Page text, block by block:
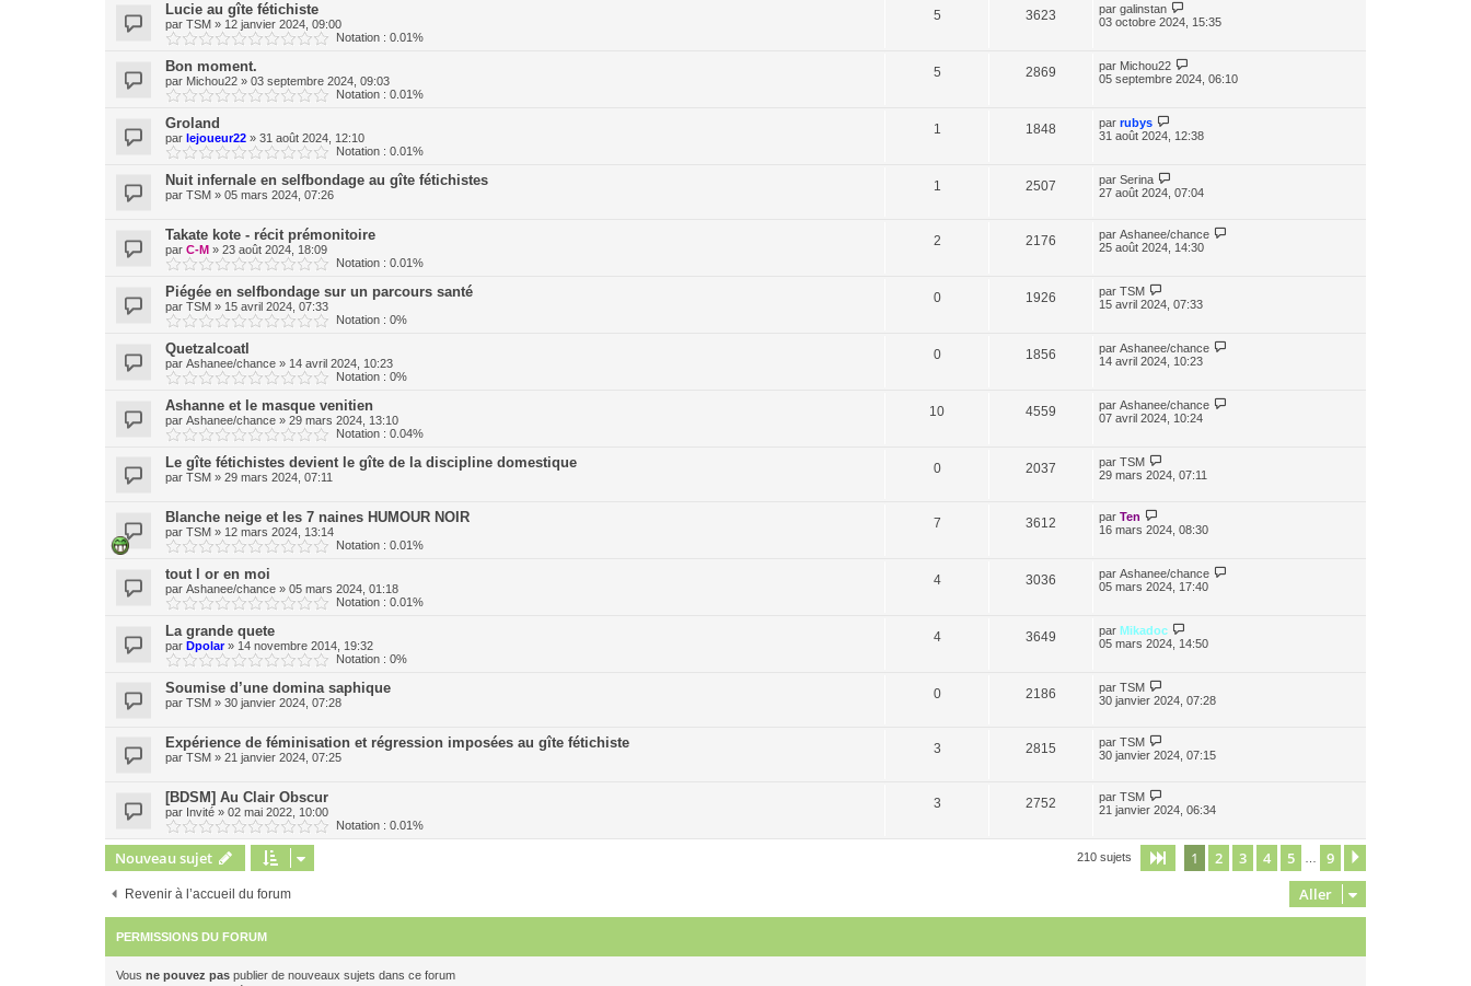
Lucie au gîte fétichiste
par TSM » 12 janvier 2024, 09:00
Notation : 0.01%
5 3623 par galinstan
03 octobre 2024, 15:35
Bon moment.
par Michou22 » 03 septembre 2024, 09:03
Notation : 0.01%
5 2869 par Michou22
05 septembre 2024, 06:10
Groland
par lejoueur22 » 31 août 2024, 12:10
Notation : 0.01%
1 1848 par rubys
31 août 2024, 12:38
Nuit infernale en selfbondage au gîte fétichistes
par TSM » 05 mars 2024, 07:26
1 2507 par Serina
27 août 2024, 07:04
Takate kote - récit prémonitoire
par C-M » 23 août 2024, 18:09
Notation : 0.01%
2 2176 par Ashanee/chance
25 août 2024, 14:30
Piégée en selfbondage sur un parcours santé
par TSM » 15 avril 2024, 07:33
Notation : 0%
0 1926 par TSM
15 avril 2024, 07:33
Quetzalcoatl
par Ashanee/chance » 14 avril 2024, 10:23
Notation : 0%
0 1856 par Ashanee/chance
14 avril 2024, 10:23
Ashanne et le masque venitien
par Ashanee/chance » 29 mars 2024, 13:10
Notation : 0.04%
10 4559 par Ashanee/chance
07 avril 2024, 10:24
Le gîte fétichistes devient le gîte de la discipline domestique
par TSM » 29 mars 2024, 07:11
0 2037 par TSM
29 mars 2024, 07:11
Blanche neige et les 7 naines HUMOUR NOIR
par TSM » 12 mars 2024, 13:14
Notation : 0.01%
7 3612 par Ten
16 mars 2024, 08:30
tout l or en moi
par Ashanee/chance » 05 mars 2024, 01:18
Notation : 0.01%
4 3036 par Ashanee/chance
05 mars 2024, 17:40
La grande quete
par Dpolar» 14 novembre 2014, 19:32
Notation : 0%
4 3649 par Mikadoc
05 mars 2024, 14:50
Soumise d’une domina saphique
par TSM » 30 janvier 2024, 07:28
0 2186 par TSM
30 janvier 2024, 07:28
Expérience de féminisation et régression imposées au gîte fétichiste
par TSM » 21 janvier 2024, 07:25
3 2815 par TSM
30 janvier 2024, 07:15
[BDSM] Au Clair Obscur
par Invité » 02 mai 2022, 10:00
Notation : 0.01%
3 2752 par TSM
21 janvier 2024, 06:34
Nouveau sujet 210 sujets Page sur9
1 2 3 4 5 9
Revenir à l’accueil du forum Aller
PERMISSIONS DU FORUM
Vous ne pouvez pas publier de nouveaux sujets dans ce forum